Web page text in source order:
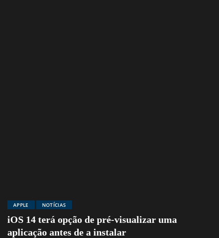
APPLE NOTÍCIAS
iOS 14 terá opção de pré-visualizar uma
aplicação antes de a instalar